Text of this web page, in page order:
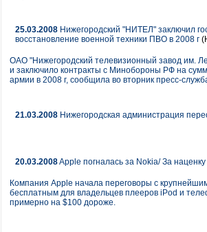
25.03.2008 Нижегородский "НИТЕЛ" заключил
восстановление военной техники ПВО в 2008 г
ОАО "Нижегородский телевизионный завод им.
и заключило контракты с Минобороны РФ на
армии в 2008 г, сообщила во вторник пресс-
21.03.2008 Нижегородская администрация
20.03.2008Apple погналась за Nokia/ За
Компания Apple начала переговоры с
бесплатным для владельцев плееров iPod и
примерно на $100 дороже.